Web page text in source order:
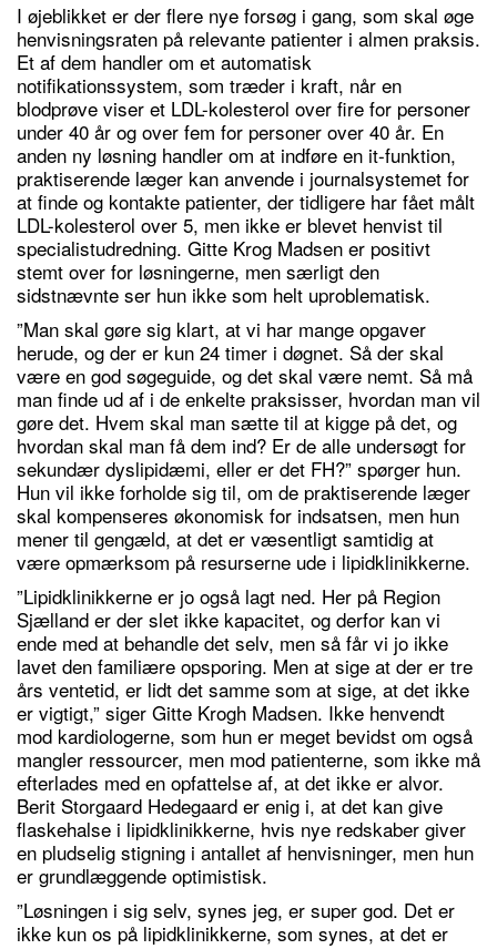
I øjeblikket er der flere nye forsøg i gang, som skal øge
henvisningsraten på relevante patienter i almen praksis.
Et af dem handler om et automatisk
notifikationssystem, som træder i kraft, når en
blodprøve viser et LDL-kolesterol over fire for personer
under 40 år og over fem for personer over 40 år. En
anden ny løsning handler om at indføre en it-funktion,
praktiserende læger kan anvende i journalsystemet for
at finde og kontakte patienter, der tidligere har fået målt
LDL-kolesterol over 5, men ikke er blevet henvist til
specialistudredning. Gitte Krog Madsen er positivt
stemt over for løsningerne, men særligt den
sidstnævnte ser hun ikke som helt uproblematisk.
”Man skal gøre sig klart, at vi har mange opgaver
herude, og der er kun 24 timer i døgnet. Så der skal
være en god søgeguide, og det skal være nemt. Så må
man finde ud af i de enkelte praksisser, hvordan man vil
gøre det. Hvem skal man sætte til at kigge på det, og
hvordan skal man få dem ind? Er de alle undersøgt for
sekundær dyslipidæmi, eller er det FH?” spørger hun.
Hun vil ikke forholde sig til, om de praktiserende læger
skal kompenseres økonomisk for indsatsen, men hun
mener til gengæld, at det er væsentligt samtidig at
være opmærksom på resurserne ude i lipidklinikkerne.
”Lipidklinikkerne er jo også lagt ned. Her på Region
Sjælland er der slet ikke kapacitet, og derfor kan vi
ende med at behandle det selv, men så får vi jo ikke
lavet den familiære opsporing. Men at sige at der er tre
års ventetid, er lidt det samme som at sige, at det ikke
er vigtigt,” siger Gitte Krogh Madsen. Ikke henvendt
mod kardiologerne, som hun er meget bevidst om også
mangler ressourcer, men mod patienterne, som ikke må
efterlades med en opfattelse af, at det ikke er alvor.
Berit Storgaard Hedegaard er enig i, at det kan give
flaskehalse i lipidklinikkerne, hvis nye redskaber giver
en pludselig stigning i antallet af henvisninger, men hun
er grundlæggende optimistisk.
”Løsningen i sig selv, synes jeg, er super god. Det er
ikke kun os på lipidklinikkerne, som synes, at det er